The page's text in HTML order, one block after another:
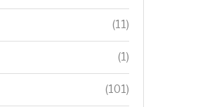
(11)
(1)
(101)